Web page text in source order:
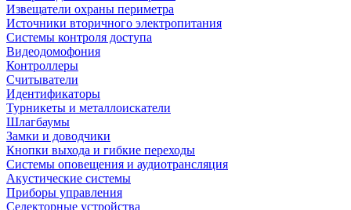
Извещатели охраны периметра
Источники вторичного электропитания
Системы контроля доступа
Видеодомофония
Контроллеры
Считыватели
Идентификаторы
Турникеты и металлоискатели
Шлагбаумы
Замки и доводчики
Кнопки выхода и гибкие переходы
Системы оповещения и аудиотрансляция
Акустические системы
Приборы управления
Селекторные устройства